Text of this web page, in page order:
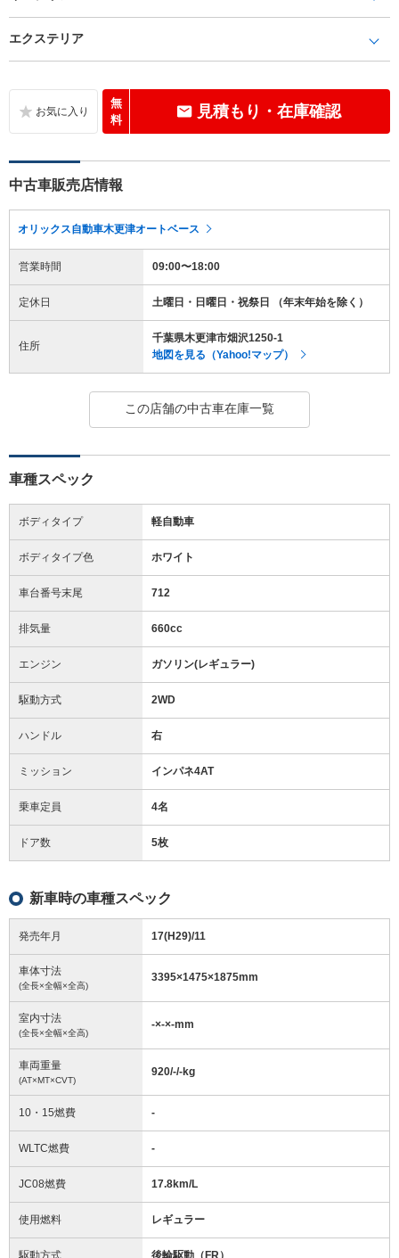
エクステリア
無
料
見積もり・在庫確認
中古車販売店情報
オリックス自動車木更津オートベース
営業時間 09:00〜18:00
定休日 土曜日・日曜日・祝祭日 （年末年始を除く）
住所
千葉県木更津市畑沢1250-1
地図を見る（Yahoo!マップ）
この店舗の中古車在庫一覧
車種スペック
ボディタイプ 軽自動車
ボディタイプ色 ホワイト
車台番号末尾 712
排気量 660cc
エンジン ガソリン(レギュラー)
駆動方式 2WD
ハンドル 右
ミッション インパネ4AT
乗車定員 4名
ドア数 5枚
新車時の車種スペック
発売年月 17(H29)/11
車体寸法
(全長×全幅×全高)
3395×1475×1875mm
室内寸法
(全長×全幅×全高)
-×-×-mm
車両重量
(AT×MT×CVT)
920/-/-kg
10・15燃費 -
WLTC燃費 -
JC08燃費 17.8km/L
使用燃料 レギュラー
駆動方式 後輪駆動（FR）